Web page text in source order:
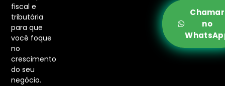
fiscal e
tributária
para que
você foque
no
crescimento
do seu
negócio.
Chamar
no